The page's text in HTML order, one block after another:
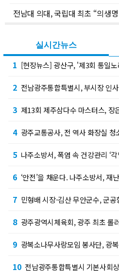
실시간뉴스
1 [현장뉴스] 광산구, '제3회 통일노래자랑 및 파
2 전남광주통합특별시, 부시장 인
3 제13회 제주삼다수 마스터스, 장은수 선
4 광주교통공사, 전 역사 화장실
5 나주소방서, 폭염 속 건강관리 ‘
6 ‘안전’을 채운다. 나주소방서, 재
7 민형배 시장-김산 무안군수, 군공항 이전 ‘상생
8 광주광역시체육회, 광주 최초 롤
9 광복소나무사랑모임 봉사단, 광
10 전남광주통합특별시 기본사회상설